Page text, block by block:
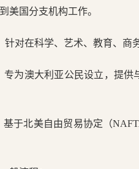
美国分支机构工作。
针对在科学、艺术、教育、商
专为澳大利亚公民设立，提
基于北美自由贸易协定（